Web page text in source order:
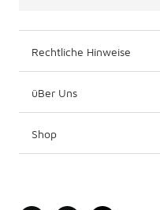
Rechtliche Hinweise
üBer Uns
Shop